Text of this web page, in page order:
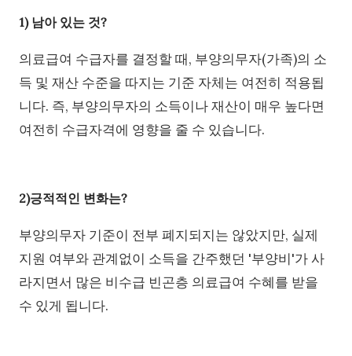
1) 남아 있는 것?
의료급여 수급자를 결정할 때, 부양의무자(가족)의 소
득 및 재산 수준을 따지는 기준 자체는 여전히 적용됩
니다. 즉, 부양의무자의 소득이나 재산이 매우 높다면
여전히 수급자격에 영향을 줄 수 있습니다.
2)긍적적인 변화는?
부양의무자 기준이 전부 폐지되지는 않았지만, 실제
지원 여부와 관계없이 소득을 간주했던 '부양비'가 사
라지면서 많은 비수급 빈곤층 의료급여 수혜를 받을
수 있게 됩니다.